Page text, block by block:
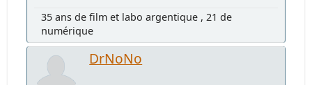
35 ans de film et labo argentique , 21 de
numérique
DrNoNo